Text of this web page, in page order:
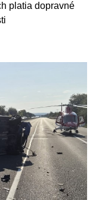
platia dopravné